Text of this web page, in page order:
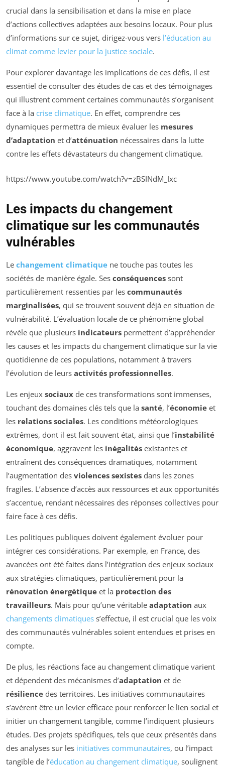
crucial dans la sensibilisation et dans la mise en place
d’actions collectives adaptées aux besoins locaux. Pour plus
d’informations sur ce sujet, dirigez-vous vers l’éducation au
climat comme levier pour la justice sociale.
Pour explorer davantage les implications de ces défis, il est
essentiel de consulter des études de cas et des témoignages
qui illustrent comment certaines communautés s’organisent
face à la crise climatique. En effet, comprendre ces
dynamiques permettra de mieux évaluer les mesures
d’adaptation et d’atténuation nécessaires dans la lutte
contre les effets dévastateurs du changement climatique.
https://www.youtube.com/watch?v=zBSINdM_Ixc
Les impacts du changement
climatique sur les communautés
vulnérables
Le changement climatique ne touche pas toutes les
sociétés de manière égale. Ses conséquences sont
particulièrement ressenties par les communautés
marginalisées, qui se trouvent souvent déjà en situation de
vulnérabilité. L’évaluation locale de ce phénomène global
révèle que plusieurs indicateurs permettent d’appréhender
les causes et les impacts du changement climatique sur la vie
quotidienne de ces populations, notamment à travers
l’évolution de leurs activités professionnelles.
Les enjeux sociaux de ces transformations sont immenses,
touchant des domaines clés tels que la santé, l’économie et
les relations sociales. Les conditions météorologiques
extrêmes, dont il est fait souvent état, ainsi que l’instabilité
économique, aggravent les inégalités existantes et
entraînent des conséquences dramatiques, notamment
l’augmentation des violences sexistes dans les zones
fragiles. L’absence d’accès aux ressources et aux opportunités
s’accentue, rendant nécessaires des réponses collectives pour
faire face à ces défis.
Les politiques publiques doivent également évoluer pour
intégrer ces considérations. Par exemple, en France, des
avancées ont été faites dans l’intégration des enjeux sociaux
aux stratégies climatiques, particulièrement pour la
rénovation énergétique et la protection des
travailleurs. Mais pour qu’une véritable adaptation aux
changements climatiques s’effectue, il est crucial que les voix
des communautés vulnérables soient entendues et prises en
compte.
De plus, les réactions face au changement climatique varient
et dépendent des mécanismes d’adaptation et de
résilience des territoires. Les initiatives communautaires
s’avèrent être un levier efficace pour renforcer le lien social et
initier un changement tangible, comme l’indiquent plusieurs
études. Des projets spécifiques, tels que ceux présentés dans
des analyses sur les initiatives communautaires, ou l’impact
tangible de l’éducation au changement climatique, soulignent